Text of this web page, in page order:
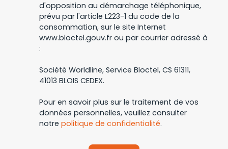
d'opposition au démarchage téléphonique,
prévu par l'article L223-1 du code de la
consommation, sur le site Internet
www.bloctel.gouv.fr ou par courrier adressé à
:
Société Worldline, Service Bloctel, CS 61311,
41013 BLOIS CEDEX.
Pour en savoir plus sur le traitement de vos
données personnelles, veuillez consulter
notre politique de confidentialité.